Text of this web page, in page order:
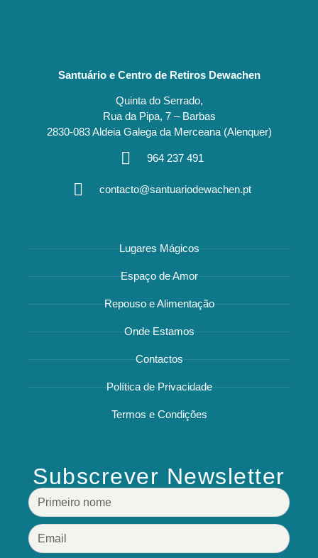
Santuário e Centro de Retiros Dewachen
Quinta do Serrado,
Rua da Pipa, 7 – Barbas
2830-083 Aldeia Galega da Merceana (Alenquer)
964 237 491
contacto@santuariodewachen.pt
Lugares Mágicos
Espaço de Amor
Repouso e Alimentação
Onde Estamos
Contactos
Política de Privacidade
Termos e Condições
Subscrever Newsletter